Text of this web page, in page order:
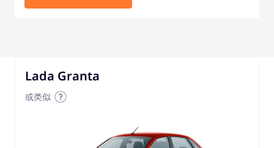
Lada Granta
或类似